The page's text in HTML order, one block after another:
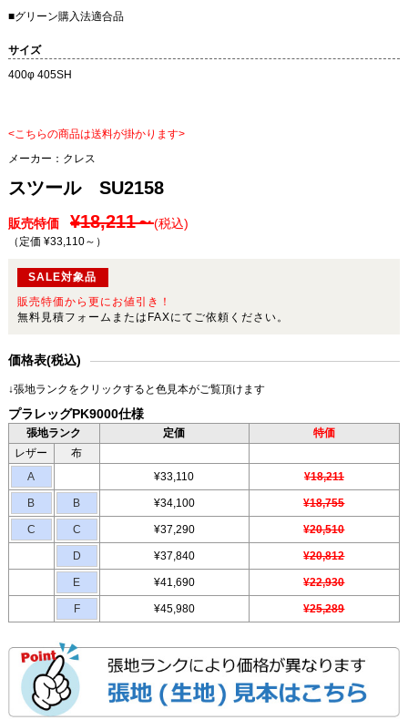
■グリーン購入法適合品
サイズ
400φ 405SH
<こちらの商品は送料が掛かります>
メーカー： クレス
スツール SU2158
販売特価 ¥18,211～(税込)
（定価 ¥33,110～ ）
SALE対象品
販売特価から更にお値引き！
無料見積フォームまたはFAXにてご依頼ください。
価格表(税込)
↓張地ランクをクリックすると色見本がご覧頂けます
プラレッグPK9000仕様
張地ランク 定価
特価
レザー
布
A
¥33,110 ¥18,211
B B ¥34,100 ¥18,755
C C ¥37,290 ¥20,510
D ¥37,840 ¥20,812
E ¥41,690 ¥22,930
F ¥45,980 ¥25,289